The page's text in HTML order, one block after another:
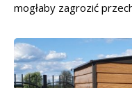
mogłaby zagrozić